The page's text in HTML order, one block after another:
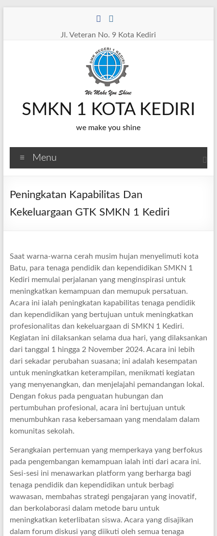
Jl. Veteran No. 9 Kota Kediri
SMKN 1 KOTA KEDIRI
we make you shine
Menu
Peningkatan Kapabilitas Dan
Kekeluargaan GTK SMKN 1 Kediri
Saat warna-warna cerah musim hujan menyelimuti kota
Batu, para tenaga pendidik dan kependidikan SMKN 1
Kediri memulai perjalanan yang menginspirasi untuk
meningkatkan kemampuan dan memupuk persatuan.
Acara ini ialah peningkatan kapabilitas tenaga pendidik
dan kependidikan yang bertujuan untuk meningkatkan
profesionalitas dan kekeluargaan di SMKN 1 Kediri.
Kegiatan ini dilaksankan selama dua hari, yang dilaksankan
dari tanggal 1 hingga 2 November 2024. Acara ini lebih
dari sekadar perubahan suasana; ini adalah kesempatan
untuk meningkatkan keterampilan, menikmati kegiatan
yang menyenangkan, dan menjelajahi pemandangan lokal.
Dengan fokus pada penguatan hubungan dan
pertumbuhan profesional, acara ini bertujuan untuk
menumbuhkan rasa kebersamaan yang mendalam dalam
komunitas sekolah.
Serangkaian pertemuan yang memperkaya yang berfokus
pada pengembangan kemampuan ialah inti dari acara ini.
Sesi-sesi ini menawarkan platform yang berharga bagi
tenaga pendidik dan kependidikan untuk berbagi
wawasan, membahas strategi pengajaran yang inovatif,
dan berkolaborasi dalam metode baru untuk
meningkatkan keterlibatan siswa. Acara yang disajikan
dalam forum diskusi yang diikuti oleh semua tenaga